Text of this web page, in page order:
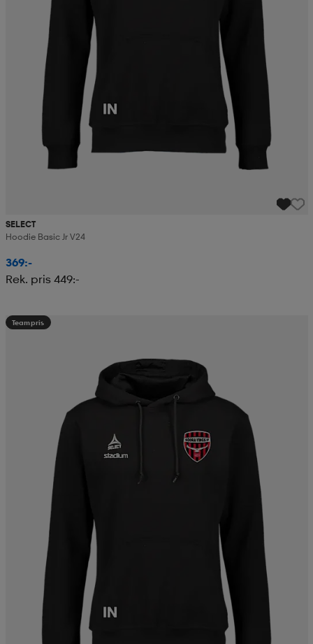
SELECT
Hoodie Basic Jr V24
369:-
Rek. pris 449:-
Teampris